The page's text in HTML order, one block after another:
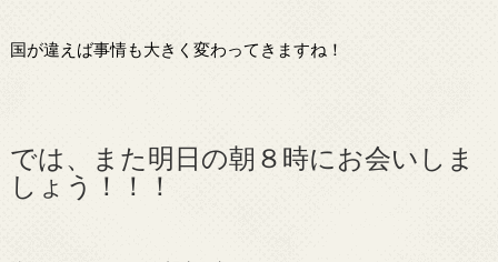
国が違えば事情も大きく変わってきますね！
では、また明日の朝８時にお会いしま
しょう！！！